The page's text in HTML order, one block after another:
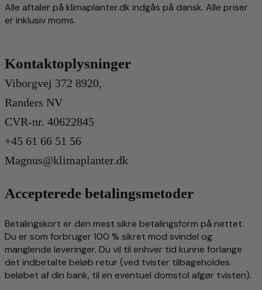
Alle aftaler på klimaplanter.dk indgås på dansk. Alle priser
er inklusiv moms.
Kontaktoplysninger
Viborgvej 372 8920,
Randers NV
CVR-nr. 40622845
+45 61 66 51 56
Magnus@klimaplanter.dk
Accepterede betalingsmetoder
Betalingskort er den mest sikre betalingsform på nettet.
Du er som forbruger 100 % sikret mod svindel og
manglende leveringer. Du vil til enhver tid kunne forlange
det indbetalte beløb retur (ved tvister tilbageholdes
beløbet af din bank, til en eventuel domstol afgør tvisten).